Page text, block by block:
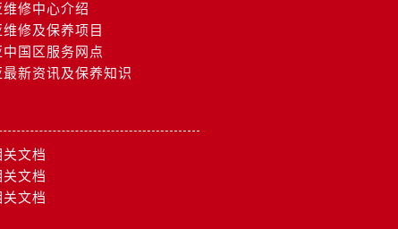
修中心介绍
修及保养项目
国区服务网点
新资讯及保养知识
文档
文档
文档